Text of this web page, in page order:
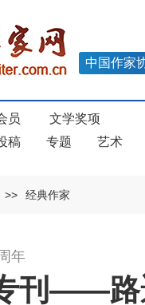
中国作家
员
文学奖项
稿 专题 艺术
>> 经典作家
年
刊——路